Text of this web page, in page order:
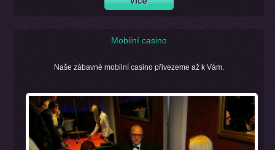
Mobilní casino
Naše zábavné mobilní casino přivezeme až k Vám.